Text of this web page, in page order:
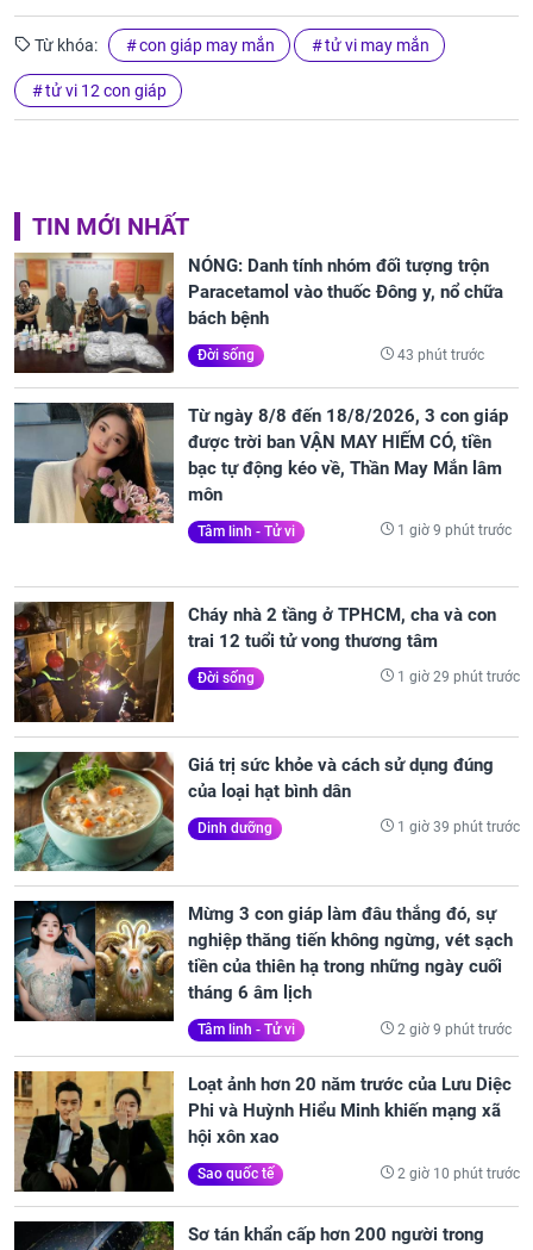
Từ khóa: con giáp may mắn tử vi may mắn
tử vi 12 con giáp
TIN MỚI NHẤT
NÓNG: Danh tính nhóm đối tượng trộn
Paracetamol vào thuốc Đông y, nổ chữa
bách bệnh
Đời sống 43 phút trước
Từ ngày 8/8 đến 18/8/2026, 3 con giáp
được trời ban VẬN MAY HIẾM CÓ, tiền
bạc tự động kéo về, Thần May Mắn lâm
môn
Tâm linh - Tử vi 1 giờ 9 phút trước
Cháy nhà 2 tầng ở TPHCM, cha và con
trai 12 tuổi tử vong thương tâm
Đời sống 1 giờ 29 phút trước
Giá trị sức khỏe và cách sử dụng đúng
của loại hạt bình dân
Dinh dưỡng 1 giờ 39 phút trước
Mừng 3 con giáp làm đâu thắng đó, sự
nghiệp thăng tiến không ngừng, vét sạch
tiền của thiên hạ trong những ngày cuối
tháng 6 âm lịch
Tâm linh - Tử vi 2 giờ 9 phút trước
Loạt ảnh hơn 20 năm trước của Lưu Diệc
Phi và Huỳnh Hiểu Minh khiến mạng xã
hội xôn xao
Sao quốc tế 2 giờ 10 phút trước
Sơ tán khẩn cấp hơn 200 người trong